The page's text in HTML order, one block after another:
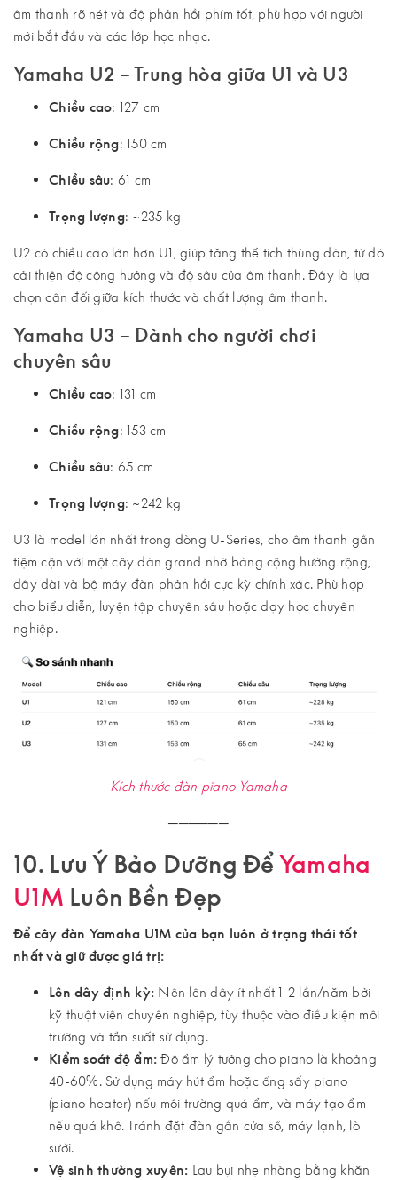
âm thanh rõ nét và độ phản hồi phím tốt, phù hợp với người
mới bắt đầu và các lớp học nhạc.
Yamaha U2 – Trung hòa giữa U1 và U3
Chiều cao: 127 cm
Chiều rộng: 150 cm
Chiều sâu: 61 cm
Trọng lượng: ~235 kg
U2 có chiều cao lớn hơn U1, giúp tăng thể tích thùng đàn, từ đó
cải thiện độ cộng hưởng và độ sâu của âm thanh. Đây là lựa
chọn cân đối giữa kích thước và chất lượng âm thanh.
Yamaha U3 – Dành cho người chơi
chuyên sâu
Chiều cao: 131 cm
Chiều rộng: 153 cm
Chiều sâu: 65 cm
Trọng lượng: ~242 kg
U3 là model lớn nhất trong dòng U-Series, cho âm thanh gần
tiệm cận với một cây đàn grand nhờ bảng cộng hưởng rộng,
dây dài và bộ máy đàn phản hồi cực kỳ chính xác. Phù hợp
cho biểu diễn, luyện tập chuyên sâu hoặc dạy học chuyên
nghiệp.
Kích thước đàn piano Yamaha
──────
10. Lưu Ý Bảo Dưỡng ĐểYamaha
U1M Luôn Bền Đẹp
Để cây đàn Yamaha U1M của bạn luôn ở trạng thái tốt
nhất và giữ được giá trị:
Lên dây định kỳ: Nên lên dây ít nhất 1-2 lần/năm bởi
kỹ thuật viên chuyên nghiệp, tùy thuộc vào điều kiện môi
trường và tần suất sử dụng.
Kiểm soát độ ẩm: Độ ẩm lý tưởng cho piano là khoảng
40-60%. Sử dụng máy hút ẩm hoặc ống sấy piano
(piano heater) nếu môi trường quá ẩm, và máy tạo ẩm
nếu quá khô. Tránh đặt đàn gần cửa sổ, máy lạnh, lò
sưởi.
Vệ sinh thường xuyên: Lau bụi nhẹ nhàng bằng khăn